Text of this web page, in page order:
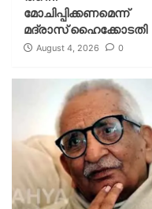
മോചിപ്പിക്കണമെന്ന്
മദ്രാസ് ഹൈക്കോടതി
August 4, 2026 0